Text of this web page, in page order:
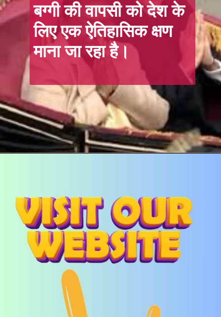
बग्गी की वापसी को देश के
लिए एक ऐतिहासिक क्षण
माना जा रहा है।